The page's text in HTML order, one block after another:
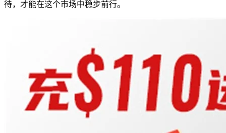
待，才能在这个市场中稳步前行。